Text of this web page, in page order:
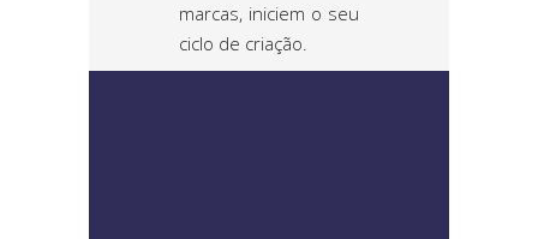
marcas, iniciem o seu
ciclo de criação.